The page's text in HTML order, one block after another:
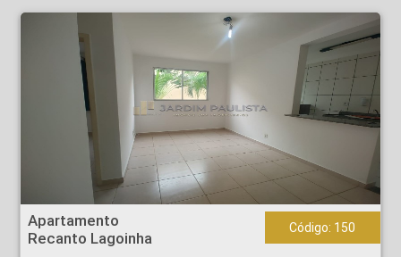
Apartamento - Recanto Lagoinha - Ribeirão Preto
Apartamento
Recanto Lagoinha
Código: 150